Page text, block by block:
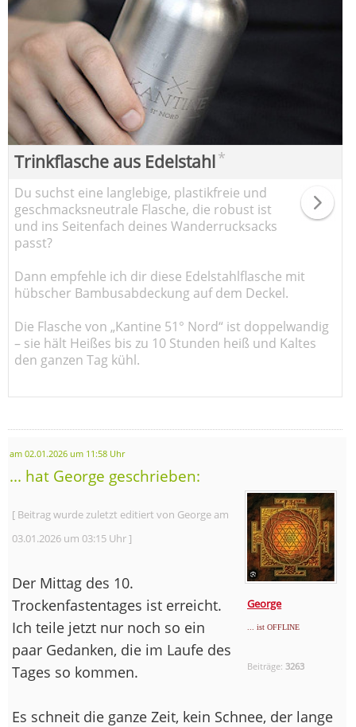
Trinkflasche aus Edelstahl*
Du suchst eine langlebige, plastikfreie und
geschmacksneutrale Flasche, die robust ist
und ins Seitenfach deines Wanderrucksacks
passt?
Dann empfehle ich dir diese Edelstahlflasche mit
hübscher Bambusabdeckung auf dem Deckel.
Die Flasche von „Kantine 51° Nord“ ist doppelwandig
– sie hält Heißes bis zu 10 Stunden heiß und Kaltes
den ganzen Tag kühl.
am 02.01.2026 um 11:58 Uhr
... hat George geschrieben:
George
... ist OFFLINE
Beiträge:3263
[ Beitrag wurde zuletzt editiert von George am
03.01.2026 um 03:15 Uhr ]
Der Mittag des 10.
Trockenfastentages ist erreicht.
Ich teile jetzt nur noch so ein
paar Gedanken, die im Laufe des
Tages so kommen.
Es schneit die ganze Zeit, kein Schnee, der lange